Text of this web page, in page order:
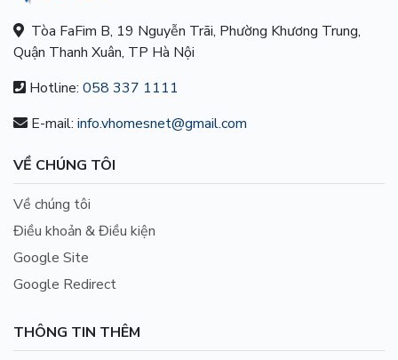
Tòa FaFim B, 19 Nguyễn Trãi, Phường Khương Trung,
Quận Thanh Xuân, TP Hà Nội
Hotline: 058 337 1111
E-mail: info.vhomesnet@gmail.com
VỀ CHÚNG TÔI
Về chúng tôi
Điều khoản & Điều kiện
Google Site
Google Redirect
THÔNG TIN THÊM